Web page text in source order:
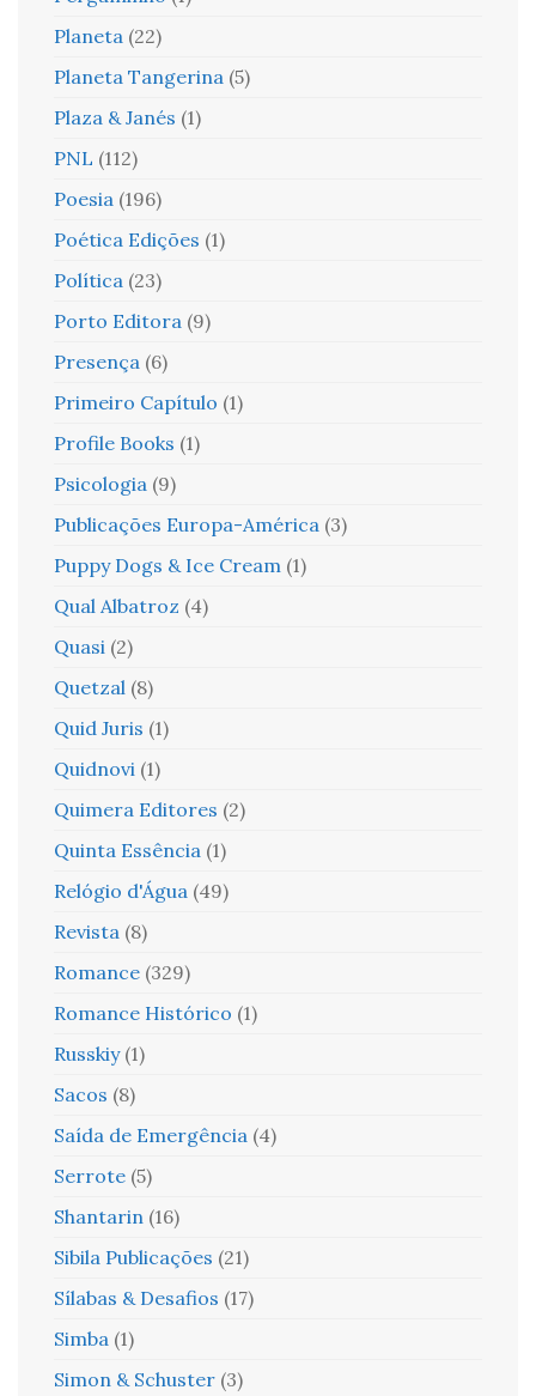
Planeta (22)
Planeta Tangerina (5)
Plaza & Janés (1)
PNL (112)
Poesia (196)
Poética Edições (1)
Política (23)
Porto Editora (9)
Presença (6)
Primeiro Capítulo (1)
Profile Books (1)
Psicologia (9)
Publicações Europa-América (3)
Puppy Dogs & Ice Cream (1)
Qual Albatroz (4)
Quasi (2)
Quetzal (8)
Quid Juris (1)
Quidnovi (1)
Quimera Editores (2)
Quinta Essência (1)
Relógio d'Água (49)
Revista (8)
Romance (329)
Romance Histórico (1)
Russkiy (1)
Sacos (8)
Saída de Emergência (4)
Serrote (5)
Shantarin (16)
Sibila Publicações (21)
Sílabas & Desafios (17)
Simba (1)
Simon & Schuster (3)